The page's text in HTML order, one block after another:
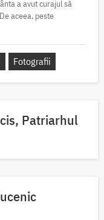
a avut curajul să
aceea, peste
Fotografii
Patriarhul